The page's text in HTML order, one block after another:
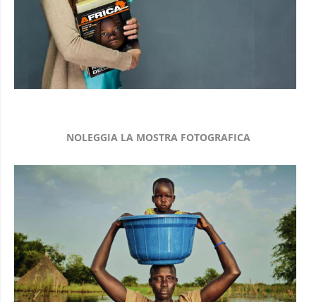
NOLEGGIA LA MOSTRA FOTOGRAFICA